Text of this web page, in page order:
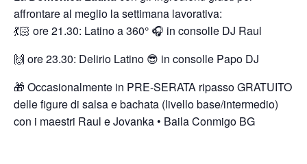
affrontare al meglio la settimana lavorativa:
💃🏻 ore 21.30: Latino a 360° 🎧 in consolle DJ Raul
🙌 ore 23.30: Delirio Latino 😎 in consolle Papo DJ
🎁 Occasionalmente in PRE-SERATA ripasso GRATUITO
delle figure di salsa e bachata (livello base/intermedio)
con i maestri Raul e Jovanka • Baila Conmigo BG